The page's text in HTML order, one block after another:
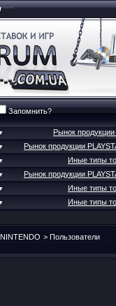
Запомнить?
Рынок продукции
Рынок продукции
Иные типы
Рынок продукции
Иные типы
Иные типы
> Пользователи